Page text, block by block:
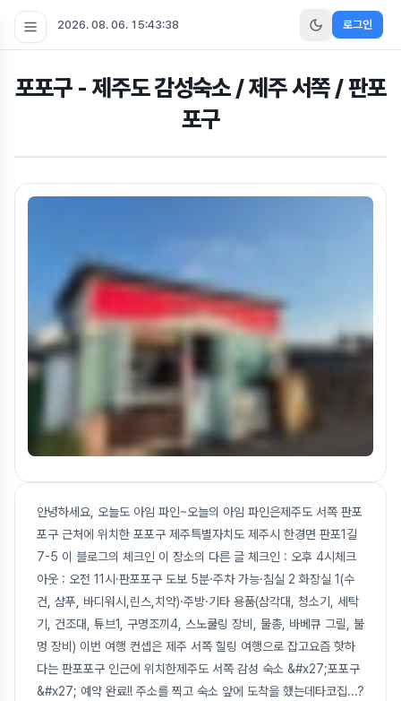
2026. 08. 06. 15:43:39 로그인
포포구 - 제주도 감성숙소 / 제주 서쪽 / 판포
포구
안녕하세요, 오늘도 아임 파인~오늘의 아임 파인은제주도 서쪽 판포
포구 근처에 위치한 포포구 제주특별자치도 제주시 한경면 판포1길
7-5 이 블로그의 체크인 이 장소의 다른 글 체크인 : 오후 4시체크
아웃 : 오전 11시·판포포구 도보 5분·주차 가능·침실 2 화장실 1(수
건, 샴푸, 바디워시,린스,치약)·주방·기타 용품(삼각대, 청소기, 세탁
기, 건조대, 튜브1, 구명조끼4, 스노쿨링 장비, 물총, 바베큐 그릴, 불
멍 장비) 이번 여행 컨셉은 제주 서쪽 힐링 여행으로 잡고요즘 핫하
다는 판포포구 인근에 위치한제주도 서쪽 감성 숙소 &#x27;포포구
&#x27; 예약 완료!! 주소를 찍고 숙소 앞에 도착을 했는데타코집...?